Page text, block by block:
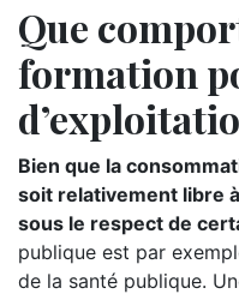
Que
formation
Bien que la
soit relativement libre
sous le respect de
publique est par
de la santé publique.